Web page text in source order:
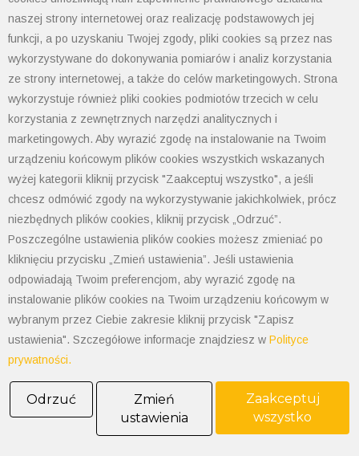
naszej strony internetowej oraz realizację podstawowych jej
funkcji, a po uzyskaniu Twojej zgody, pliki cookies są przez nas
wykorzystywane do dokonywania pomiarów i analiz korzystania
ze strony internetowej, a także do celów marketingowych. Strona
wykorzystuje również pliki cookies podmiotów trzecich w celu
korzystania z zewnętrznych narzędzi analitycznych i
marketingowych. Aby wyrazić zgodę na instalowanie na Twoim
urządzeniu końcowym plików cookies wszystkich wskazanych
wyżej kategorii kliknij przycisk "Zaakceptuj wszystko", a jeśli
chcesz odmówić zgody na wykorzystywanie jakichkolwiek, prócz
niezbędnych plików cookies, kliknij przycisk „Odrzuć”.
Poszczególne ustawienia plików cookies możesz zmieniać po
kliknięciu przycisku „Zmień ustawienia”. Jeśli ustawienia
odpowiadają Twoim preferencjom, aby wyrazić zgodę na
instalowanie plików cookies na Twoim urządzeniu końcowym w
wybranym przez Ciebie zakresie kliknij przycisk "Zapisz
ustawienia". Szczegółowe informacje znajdziesz w Polityce
prywatności.
Odrzuć
Zmień
ustawienia
Zaakceptuj
wszystko
walorach użytkowych przeznaczona do zastosowań
przemysłowych.
POLIMET S. Kij spółka jawna
43-300 Bielsko-Biała ul. Grażyńskiego 74
Polityka prywatności
Polityka cookies
Informacja od administratora danych